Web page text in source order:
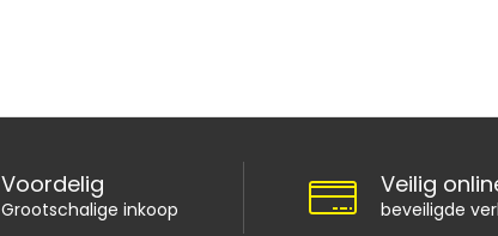
Voordelig
Grootschalige inkoop
Veilig
beveiligde